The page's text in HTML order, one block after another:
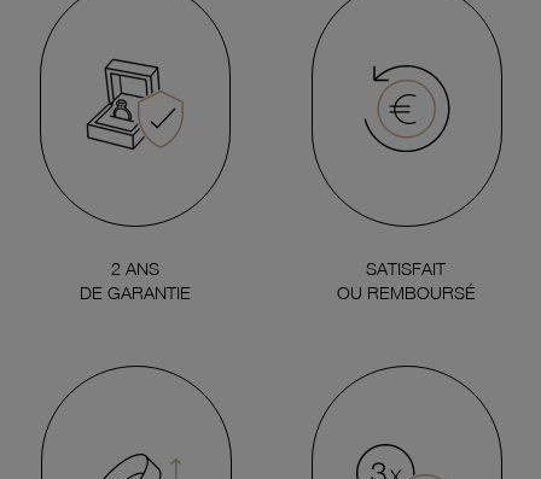
2 ANS
DE GARANTIE
SATISFAIT
OU REMBOURSÉ